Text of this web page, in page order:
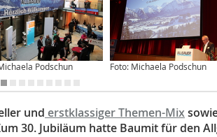
Podschun Foto: Michaela Podschun
und erstklassiger Themen-Mix
30. Jubiläum hatte Baumit für den